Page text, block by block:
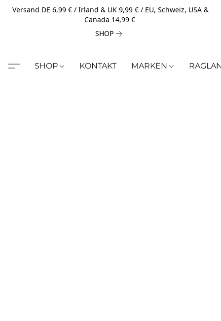
Versand DE 6,99 € / Irland & UK 9,99 € / EU, Schweiz, USA &
Canada 14,99 €
SHOP
SHOP KONTAKT MARKEN